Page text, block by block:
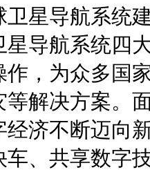
卫星导航系统
星导航系统四
作，为众多国
等解决方案。
经济不断迈向
车、共享数字